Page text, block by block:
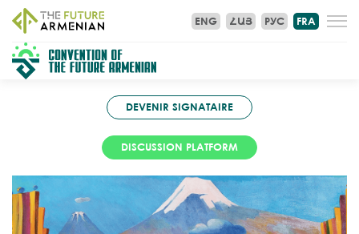
FRA
ENG ՀԱՅ РУС
DEVENIR SIGNATAIRE
DISCUSSION PLATFORM